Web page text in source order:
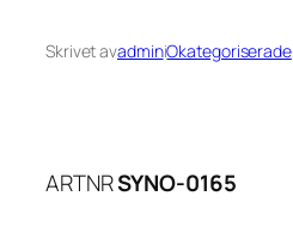
Skrivet avadminiOkategoriserade
ARTNRSYNO-0165